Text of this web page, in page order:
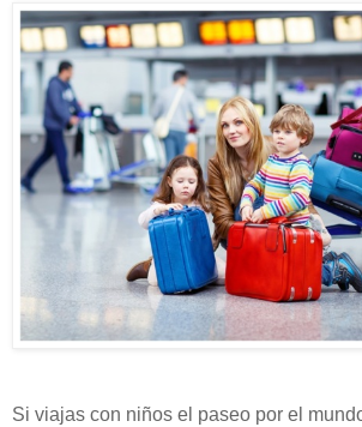
Si viajas con niños el paseo por el